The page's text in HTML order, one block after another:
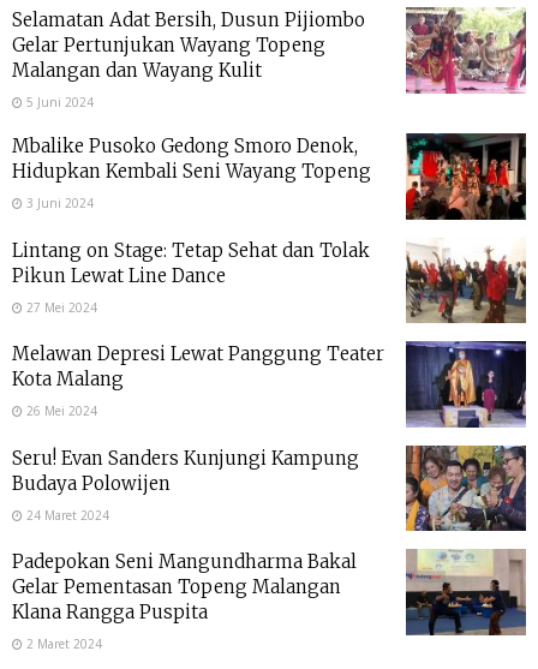
Selamatan Adat Bersih, Dusun Pijiombo
Gelar Pertunjukan Wayang Topeng
Malangan dan Wayang Kulit
5 Juni 2024
Mbalike Pusoko Gedong Smoro Denok,
Hidupkan Kembali Seni Wayang Topeng
3 Juni 2024
Lintang on Stage: Tetap Sehat dan Tolak
Pikun Lewat Line Dance
27 Mei 2024
Melawan Depresi Lewat Panggung Teater
Kota Malang
26 Mei 2024
Seru! Evan Sanders Kunjungi Kampung
Budaya Polowijen
24 Maret 2024
Padepokan Seni Mangundharma Bakal
Gelar Pementasan Topeng Malangan
Klana Rangga Puspita
2 Maret 2024